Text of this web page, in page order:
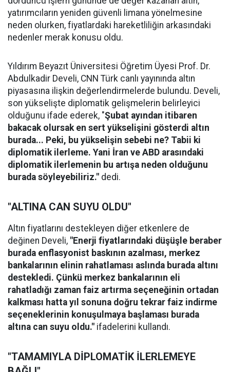
yatırımcıların yeniden güvenli limana yönelmesine
neden olurken, fiyatlardaki hareketliliğin arkasındaki
nedenler merak konusu oldu.
Yıldırım Beyazıt Üniversitesi Öğretim Üyesi Prof. Dr.
Abdulkadir Develi, CNN Türk canlı yayınında altın
piyasasına ilişkin değerlendirmelerde bulundu. Develi,
son yükselişte diplomatik gelişmelerin belirleyici
olduğunu ifade ederek, "Şubat ayından itibaren
bakacak olursak en sert yükselişini gösterdi altın
burada... Peki, bu yükselişin sebebi ne? Tabii ki
diplomatik ilerleme. Yani İran ve ABD arasındaki
diplomatik ilerlemenin bu artışa neden olduğunu
burada söyleyebiliriz." dedi.
"ALTINA CAN SUYU OLDU"
Altın fiyatlarını destekleyen diğer etkenlere de
değinen Develi, "Enerji fiyatlarındaki düşüşle beraber
burada enflasyonist baskının azalması, merkez
bankalarının elinin rahatlaması aslında burada altını
destekledi. Çünkü merkez bankalarının eli
rahatladığı zaman faiz artırma seçeneğinin ortadan
kalkması hatta yıl sonuna doğru tekrar faiz indirme
seçeneklerinin konuşulmaya başlaması burada
altına can suyu oldu." ifadelerini kullandı.
"TAMAMIYLA DİPLOMATİK İLERLEMEYE